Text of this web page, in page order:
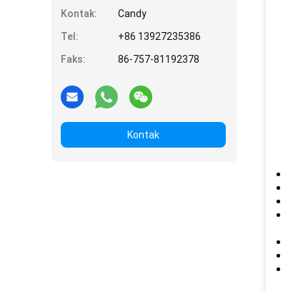
Kontak:
Candy
Tel:
+86 13927235386
Faks:
86-757-81192378
Kontak